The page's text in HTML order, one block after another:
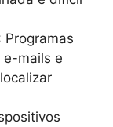
Programas
e-mails e